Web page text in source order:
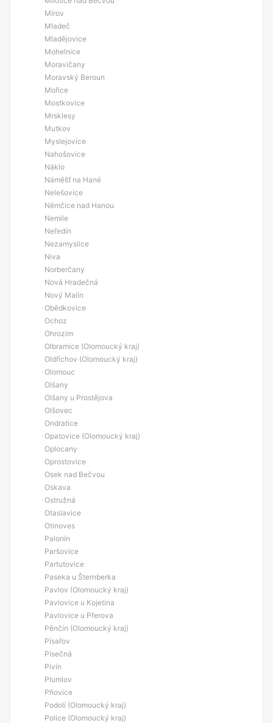
Mírov
Mladeč
Mladějovice
Mohelnice
Moravičany
Moravský Beroun
Mořice
Mostkovice
Mrsklesy
Mutkov
Myslejovice
Nahošovice
Náklo
Náměšť na Hané
Nelešovice
Němčice nad Hanou
Nemile
Neředín
Nezamyslice
Niva
Norberčany
Nová Hradečná
Nový Malín
Obědkovice
Ochoz
Ohrozim
Olbramice (Olomoucký kraj)
Oldřichov (Olomoucký kraj)
Olomouc
Olšany
Olšany u Prostějova
Olšovec
Ondratice
Opatovice (Olomoucký kraj)
Oplocany
Oprostovice
Osek nad Bečvou
Oskava
Ostružná
Otaslavice
Otinoves
Palonín
Paršovice
Partutovice
Paseka u Šternberka
Pavlov (Olomoucký kraj)
Pavlovice u Kojetína
Pavlovice u Přerova
Pěnčín (Olomoucký kraj)
Písařov
Písečná
Pivín
Plumlov
Pňovice
Podolí (Olomoucký kraj)
Police (Olomoucký kraj)